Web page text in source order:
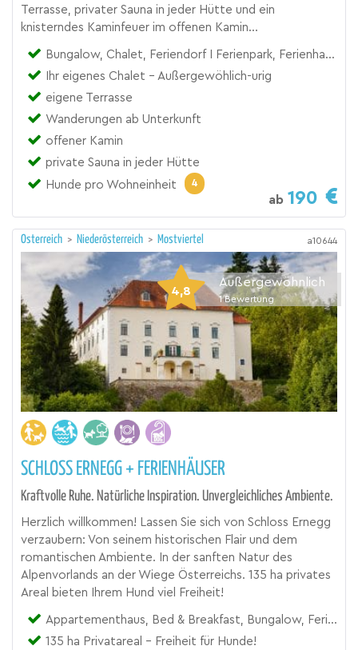
Terrasse, privater Sauna in jeder Hütte und ein
knisterndes Kaminfeuer im offenen Kamin...
Bungalow, Chalet, Feriendorf I Ferienpark, Ferienhaus, Ferienhütte, Hüttendorf, Villa
Ihr eigenes Chalet - Außergewöhlich-urig
eigene Terrasse
Wanderungen ab Unterkunft
offener Kamin
private Sauna in jeder Hütte
Hunde pro Wohneinheit
4
ab 190
Österreich > Niederösterreich > Mostviertel a10644
4,8
Außergewöhnlich
1 Bewertung
SCHLOSS ERNEGG + FERIENHÄUSER
Kraftvolle Ruhe. Natürliche Inspiration. Unvergleichliches Ambiente.
Herzlich willkommen! Lassen Sie sich von Schloss Ernegg
verzaubern: Von seinem historischen Flair und dem
romantischen Ambiente. In der sanften Natur des
Alpenvorlands an der Wiege Österreichs. 135 ha privates
Areal bieten Ihrem Hund viel Freiheit!
Appartementhaus, Bed & Breakfast, Bungalow, Ferienhaus, Hotel, Urlaubsresort, Zimmer
135 ha Privatareal - Freiheit für Hunde!